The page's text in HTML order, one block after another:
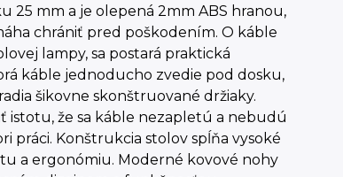
25 mm a je olepená 2mm ABS hranou,
chrániť pred poškodením. O káble
lampy, sa postará praktická
káble jednoducho zvedie pod dosku,
šikovne skonštruované držiaky.
istotu, že sa káble nezapletú a nebudú
práci. Konštrukcia stolov spĺňa vysoké
a ergonómiu. Moderné kovové nohy